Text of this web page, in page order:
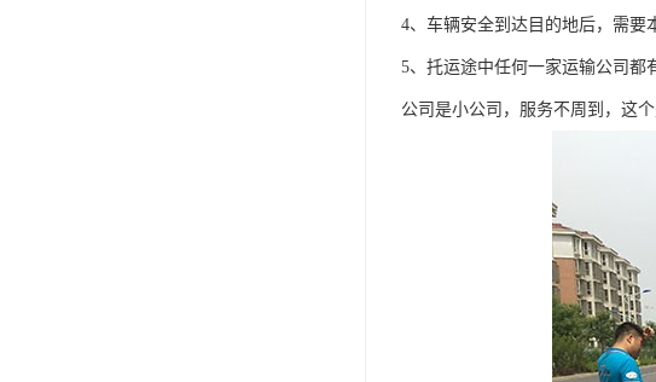
4、车辆安全到达目的地后，需要
5、托运途中任何一家运输公司都
公司是小公司，服务不周到，这